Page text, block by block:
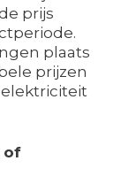
prijs
plaats
prijzen
of